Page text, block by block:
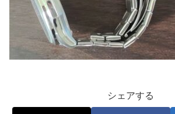
シェアする